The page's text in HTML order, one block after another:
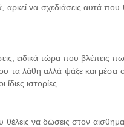
να σχεδιάσεις αυτά που
ειδικά τώρα που βλέπεις
τα λάθη αλλά ψάξε και μέσα
ιστορίες.
να δώσεις στον